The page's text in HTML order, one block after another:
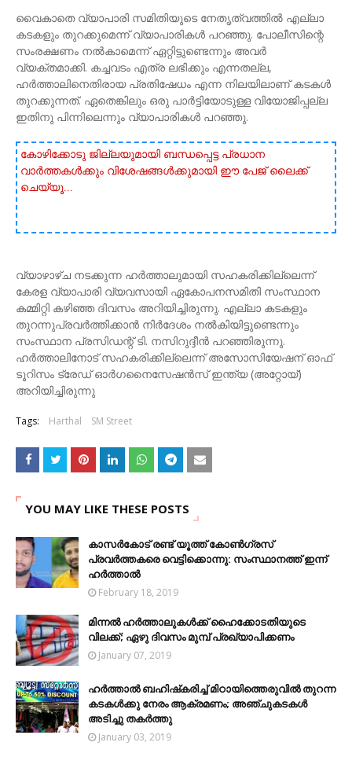
വൈകാതെ വ്യാപാരി സമിതിയുടെ നേതൃത്വത്തില്‍ എല്ലാ
കടകളും തുറക്കുമെന്ന് വ്യാപാരികള്‍ പറഞ്ഞു. പോലീസിന്റെ
സംരക്ഷണം നല്‍കാമെന്ന് ഏറ്റിട്ടുണ്ടെന്നും അവര്‍
വ്യക്തമാക്കി. കച്ചവടം എത്ര ലഭിക്കും എന്നതല്ല,
ഹര്‍ത്താലിനെതിരായ പ്രതിഷേധം എന്ന നിലയിലാണ് കടകള്‍
തുറക്കുന്നത്. ഏതെങ്കിലും ഒരു പാര്‍ട്ടിയോടുള്ള വിയോജിപ്പല്ല
ഇതിനു പിന്നിലെന്നും വ്യാപാരികള്‍ പറഞ്ഞു.
കോഴിക്കോടു ജില്ലയുമായി ബന്ധപ്പെട്ട പ്രധാന
വാർത്തകൾക്കും വിശേഷങ്ങൾക്കുമായി ഈ പേജ് ലൈക്ക്
ചെയ്യൂ...
വ്യാഴാഴ്ച നടക്കുന്ന ഹര്‍ത്താലുമായി സഹകരിക്കില്ലെന്ന്
കേരള വ്യാപാരി വ്യവസായി ഏകോപനസമിതി സംസ്ഥാന
കമ്മിറ്റി കഴിഞ്ഞ ദിവസം അറിയിച്ചിരുന്നു. എല്ലാ കടകളും
തുറന്നുപ്രവര്‍ത്തിക്കാന്‍ നിര്‍ദേശം നല്‍കിയിട്ടുണ്ടെന്നും
സംസ്ഥാന പ്രസിഡന്റ് ടി. നസിറുദ്ദീന്‍ പറഞ്ഞിരുന്നു.
ഹര്‍ത്താലിനോട് സഹകരിക്കില്ലെന്ന് അസോസിയേഷന് ഓഫ്
ടൂറിസം ട്രേഡ് ഓര്‍ഗനൈസേഷന്‍സ് ഇന്ത്യ (അറ്റോയ്)
അറിയിച്ചിരുന്നു
Tags: Harthal SM Street
YOU MAY LIKE THESE POSTS
കാസര്‍കോട്‌ രണ്ട് യൂത്ത് കോണ്‍ഗ്രസ്
പ്രവര്‍ത്തകരെ വെട്ടിക്കൊന്നു: സംസ്ഥാനത്ത് ഇന്ന്
ഹര്‍ത്താല്‍
February 18, 2019
മിന്നല്‍ ഹര്‍ത്താലുകള്‍ക്ക് ഹൈക്കോടതിയുടെ
വിലക്ക്; ഏഴു ദിവസം മുമ്പ് പ്രഖ്യാപിക്കണം
January 07, 2019
ഹര്‍ത്താല്‍ ബഹിഷ്‌കരിച്ച് മിഠായിത്തെരുവിൽ തുറന്ന
കടകൾക്കു നേരം ആക്രമണം; അഞ്ചുകടകൾ
അടിച്ചു തകർത്തു
January 03, 2019